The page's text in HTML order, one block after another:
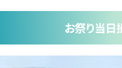
お祭り当日